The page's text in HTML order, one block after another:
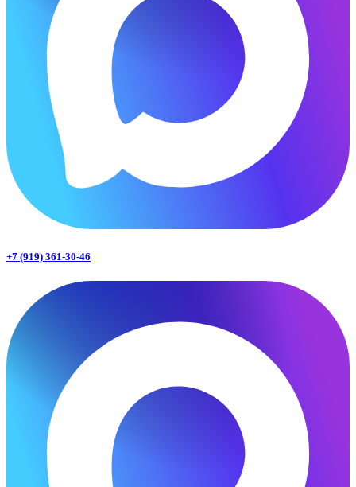
+7 (919) 361-30-46